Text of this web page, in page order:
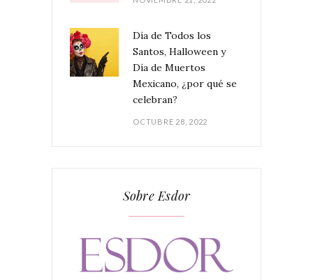
Día de Todos los
Santos, Halloween y
Día de Muertos
Mexicano, ¿por qué se
celebran?
OCTUBRE 28, 2022
Sobre Esdor